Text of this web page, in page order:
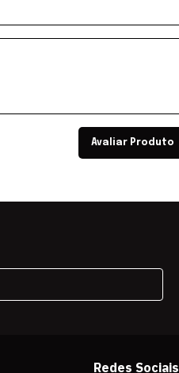
Avaliar Produto
Redes Sociais